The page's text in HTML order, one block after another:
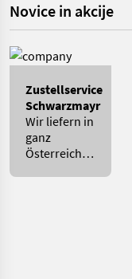
Novice in akcije
Zustellservice
Schwarzmayr
Wir liefern in
ganz
Österreich